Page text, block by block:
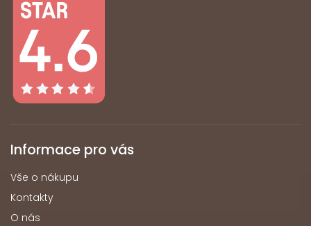
Informace pro vás
Vše o nákupu
Kontakty
O nás